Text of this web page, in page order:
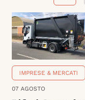
IMPRESE & MERCATI
07 AGOSTO